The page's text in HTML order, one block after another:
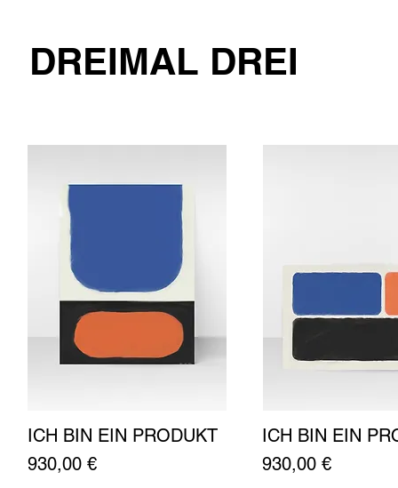
DREIMAL DREI
Schnellansicht
ICH BIN EIN PRODUKT
Preis
930,00 €
ICH BIN EIN
Preis
930,00 €